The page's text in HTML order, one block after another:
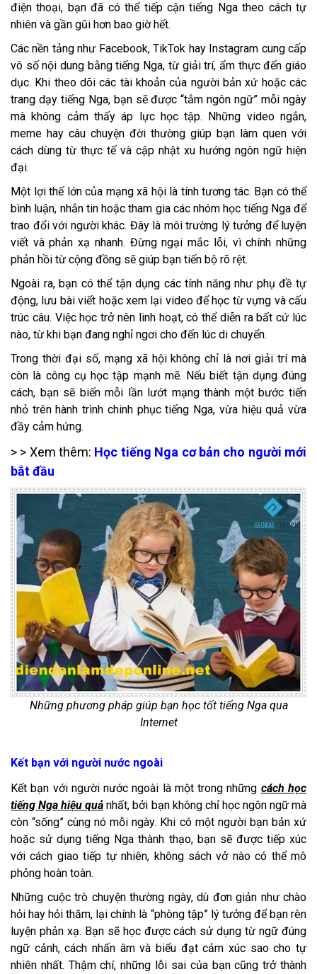
điện thoại, bạn đã có thể tiếp cận tiếng Nga theo cách tự
nhiên và gần gũi hơn bao giờ hết.
Các nền tảng như Facebook, TikTok hay Instagram cung cấp
vô số nội dung bằng tiếng Nga, từ giải trí, ẩm thực đến giáo
dục. Khi theo dõi các tài khoản của người bản xứ hoặc các
trang dạy tiếng Nga, bạn sẽ được “tắm ngôn ngữ” mỗi ngày
mà không cảm thấy áp lực học tập. Những video ngắn,
meme hay câu chuyện đời thường giúp bạn làm quen với
cách dùng từ thực tế và cập nhật xu hướng ngôn ngữ hiện
đại.
Một lợi thế lớn của mạng xã hội là tính tương tác. Bạn có thể
bình luận, nhắn tin hoặc tham gia các nhóm học tiếng Nga để
trao đổi với người khác. Đây là môi trường lý tưởng để luyện
viết và phản xạ nhanh. Đừng ngại mắc lỗi, vì chính những
phản hồi từ cộng đồng sẽ giúp bạn tiến bộ rõ rệt.
Ngoài ra, bạn có thể tận dụng các tính năng như phụ đề tự
động, lưu bài viết hoặc xem lại video để học từ vựng và cấu
trúc câu. Việc học trở nên linh hoạt, có thể diễn ra bất cứ lúc
nào, từ khi bạn đang nghỉ ngơi cho đến lúc di chuyển.
Trong thời đại số, mạng xã hội không chỉ là nơi giải trí mà
còn là công cụ học tập mạnh mẽ. Nếu biết tận dụng đúng
cách, bạn sẽ biến mỗi lần lướt mạng thành một bước tiến
nhỏ trên hành trình chinh phục tiếng Nga, vừa hiệu quả vừa
đầy cảm hứng.
> > Xem thêm: Học tiếng Nga cơ bản cho người mới
bắt đầu
Những phương pháp giúp bạn học tốt tiếng Nga qua
Internet
Kết bạn với người nước ngoài
Kết bạn với người nước ngoài là một trong những cách học
tiếng Nga hiệu quả nhất, bởi bạn không chỉ học ngôn ngữ mà
còn “sống” cùng nó mỗi ngày. Khi có một người bạn bản xứ
hoặc sử dụng tiếng Nga thành thạo, bạn sẽ được tiếp xúc
với cách giao tiếp tự nhiên, không sách vở nào có thể mô
phỏng hoàn toàn.
Những cuộc trò chuyện thường ngày, dù đơn giản như chào
hỏi hay hỏi thăm, lại chính là “phòng tập” lý tưởng để bạn rèn
luyện phản xạ. Bạn sẽ học được cách sử dụng từ ngữ đúng
ngữ cảnh, cách nhấn âm và biểu đạt cảm xúc sao cho tự
nhiên nhất. Thậm chí, những lỗi sai của bạn cũng trở thành